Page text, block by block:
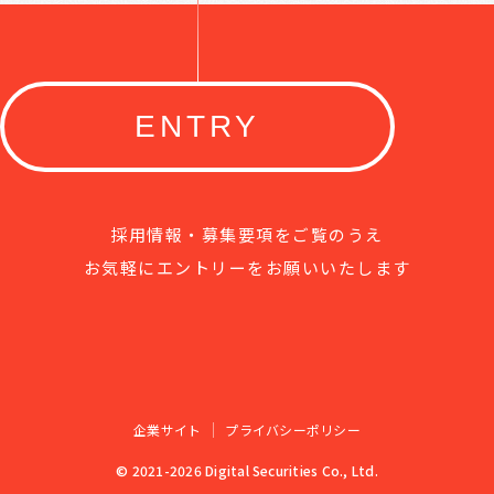
ENTRY
採用情報・募集要項をご覧のうえ
お気軽にエントリーをお願いいたします
企業サイト プライバシーポリシー
© 2021-2026 Digital Securities Co., Ltd.